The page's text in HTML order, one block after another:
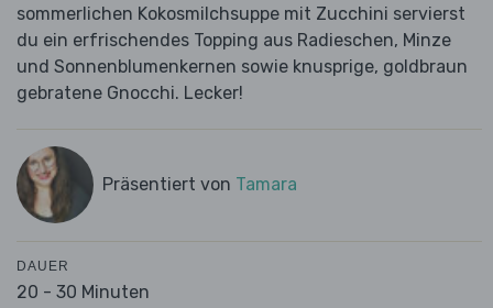
sommerlichen Kokosmilchsuppe mit Zucchini servierst
du ein erfrischendes Topping aus Radieschen, Minze
und Sonnenblumenkernen sowie knusprige, goldbraun
gebratene Gnocchi. Lecker!
Präsentiert von Tamara
DAUER
20 - 30 Minuten